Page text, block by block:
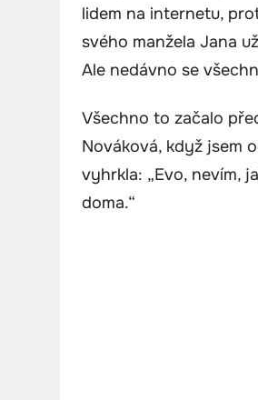
lidem na internetu,
svého manžela Jana
Ale nedávno se
Všechno to začalo
Nováková, když jsem
vyhrkla: „Evo, nevím,
doma.“